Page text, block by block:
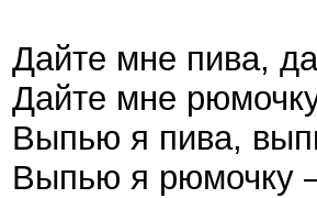
Дайте мне пива,
Дайте мне
Выпью я пива,
Выпью я рюмочку